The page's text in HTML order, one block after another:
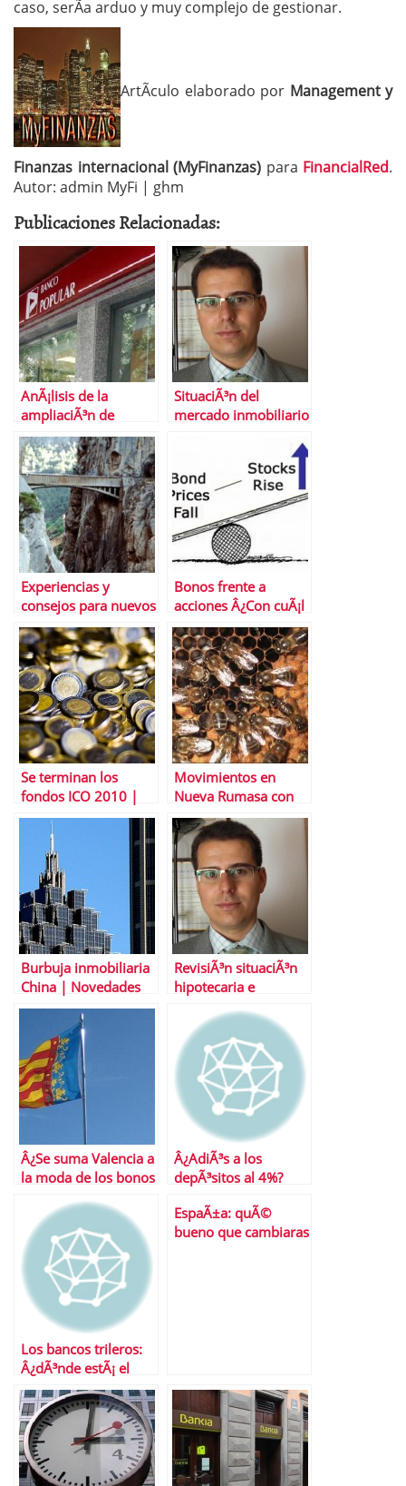
caso, serÃ­a arduo y muy complejo de gestionar.
ArtÃ­culo elaborado por Management y
Finanzas internacional (MyFinanzas) para FinancialRed.
Autor: admin MyFi | ghm
Publicaciones Relacionadas:
AnÃ¡lisis de la
ampliaciÃ³n de
capital de Popular y
de sus convertibles
SituaciÃ³n del
mercado inmobiliario
independientemente
del tipo IVA
Experiencias y
consejos para nuevos
#inversores en
#bolsa
Bonos frente a
acciones Â¿Con cuÃ¡l
nos quedamos?
Se terminan los
fondos ICO 2010 |
Timing Ãºltimas
operaciones
Movimientos en
Nueva Rumasa con
vistas a 2011
Burbuja inmobiliaria
China | Novedades
en la regulaciÃ³n de
compra vivienda
RevisiÃ³n situaciÃ³n
hipotecaria e
y perspectivas para
2012
Â¿Se suma Valencia a
la moda de los bonos
Â¿AdiÃ³s a los
depÃ³sitos al 4%?
Los bancos trileros:
Â¿dÃ³nde estÃ¡ el
euribor aquÃ­ o aquÃ­?
EspaÃ±a: quÃ©
bueno que cambiaras